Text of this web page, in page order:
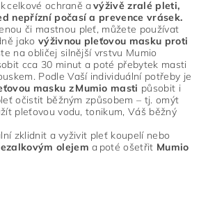
celkové ochraně avýživě zralé pleti,
nepřízní počasí a prevence vrásek.
či mastnou pleť, můžete používat
jako výživnou pleťovou masku proti
na obličej silnější vrstvu Mumio
cca 30 minut a poté přebytek masti
Podle Vaší individuální potřeby je
masku z Mumio masti působit i
očistit běžným způsobem – tj. omýt
pleťovou vodu, tonikum, Váš běžný
zklidnit a vyživit pleť koupelí nebo
olejem a poté ošetřit Mumio